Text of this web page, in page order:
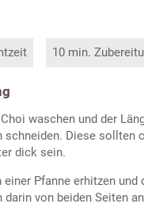
10 min.
waschen und der
schneiden. Diese sollten
dick sein.
einer Pfanne erhitzen und
darin von beiden Seiten